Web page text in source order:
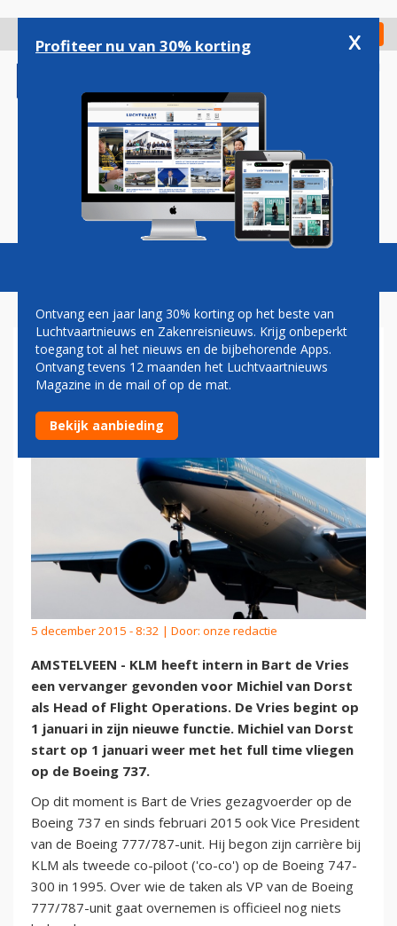
gaan
Check in
Magazine Podcasts Vacatures
BART DE VRIES NIEUWE HEAD
OF FLIGHT OPERATIONS KLM
5 december 2015 - 8:32 | Door: onze redactie
AMSTELVEEN - KLM heeft intern in Bart de Vries
een vervanger gevonden voor Michiel van Dorst
als Head of Flight Operations. De Vries begint op
1 januari in zijn nieuwe functie. Michiel van Dorst
start op 1 januari weer met het full time vliegen
op de Boeing 737.
Op dit moment is Bart de Vries gezagvoerder op de
Boeing 737 en sinds februari 2015 ook Vice President
van de Boeing 777/787-unit. Hij begon zijn carrière bij
KLM als tweede co-piloot ('co-co') op de Boeing 747-
300 in 1995. Over wie de taken als VP van de Boeing
777/787-unit gaat overnemen is officieel nog niets
Profiteer nu van 30% korting x
Ontvang een jaar lang 30% korting op het beste van
Luchtvaartnieuws en Zakenreisnieuws. Krijg onbeperkt
toegang tot al het nieuws en de bijbehorende Apps.
Ontvang tevens 12 maanden het Luchtvaartnieuws
Magazine in de mail of op de mat.
Bekijk aanbieding